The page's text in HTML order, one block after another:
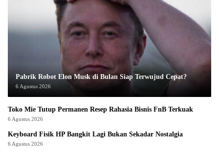
Pabrik Robot Elon Musk di Bulan Siap Terwujud Cepat?
6 Agustus 2026
Toko Mie Tutup Permanen Resep Rahasia Bisnis FnB Terkuak
6 Agustus 2026
Keyboard Fisik HP Bangkit Lagi Bukan Sekadar Nostalgia
6 Agustus 2026